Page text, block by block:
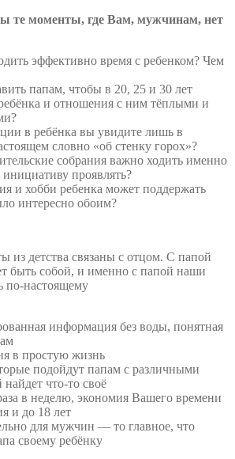
те моменты, где Вам, мужчинам, нет
эффективно время с ребенком? Чем
папам, чтобы в 20, 25 и 30 лет
и отношения с ним тёплыми и
в ребёнка вы увидите лишь в
словно «об стенку горох»?
собрания важно ходить именно
проявлять?
и хобби ребенка может поддержать
интересно обоим?
из детства связаны с отцом. С папой
быть собой, и именно с папой наши
по‑настоящему
информация без воды, понятная
в простую жизнь
подойдут папам с различными
что-то своё
в неделю, экономия Вашего времени
и до 18 лет
для мужчин — то главное, что
своему ребёнку